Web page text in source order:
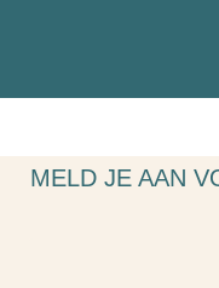
MELD JE AAN